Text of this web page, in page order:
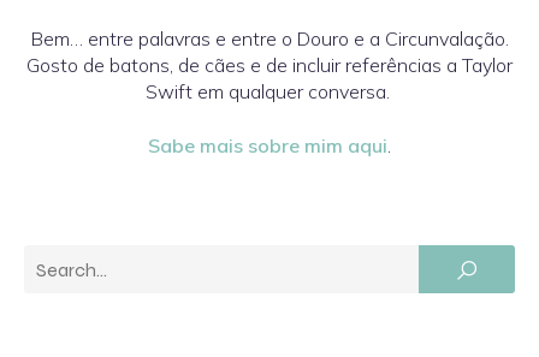
Bem… entre palavras e entre o Douro e a Circunvalação.
Gosto de batons, de cães e de incluir referências a Taylor
Swift em qualquer conversa.
Sabe mais sobre mim aqui.